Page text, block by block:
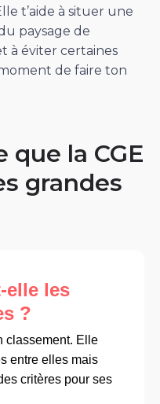
t’aide à situer une
paysage de
à éviter certaines
de faire ton
que la CGE
grandes
elle les
?
classement. Elle
entre elles mais
critères pour ses